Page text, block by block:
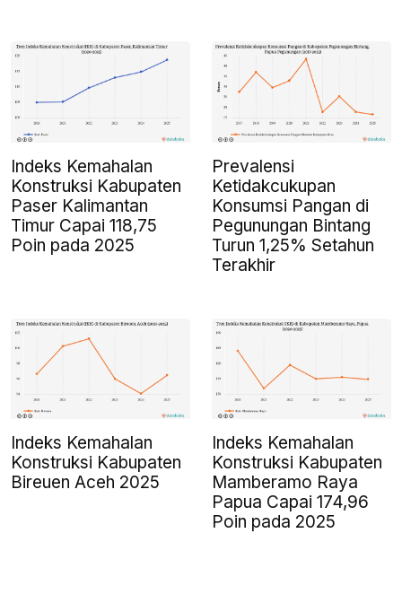
Indeks Kemahalan
Konstruksi Kabupaten
Paser Kalimantan
Timur Capai 118,75
Poin pada 2025
Prevalensi
Ketidakcukupan
Konsumsi Pangan di
Pegunungan Bintang
Turun 1,25% Setahun
Terakhir
Indeks Kemahalan
Konstruksi Kabupaten
Bireuen Aceh 2025
Indeks Kemahalan
Konstruksi Kabupaten
Mamberamo Raya
Papua Capai 174,96
Poin pada 2025